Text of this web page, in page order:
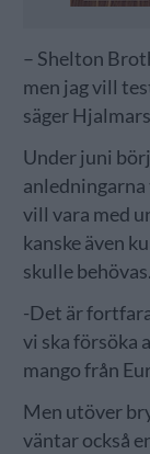
– Shelton
men jag vill
säger
Under juni
vill vara med
kanske även
skulle behövas.
-Det är
vi ska försöka
mango från
Men utöver
väntar också